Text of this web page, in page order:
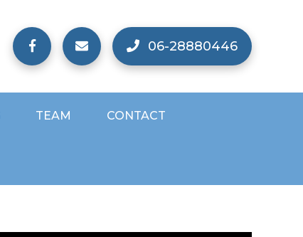
06-28880446
TEAM CONTACT